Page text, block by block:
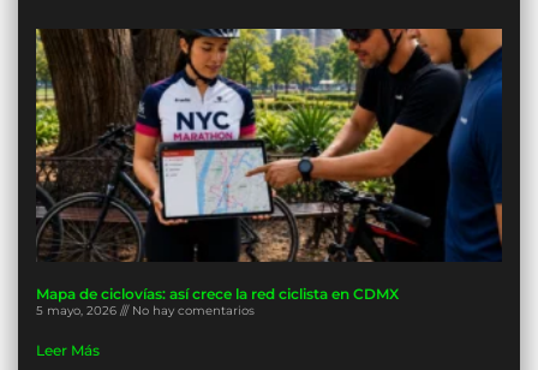
Mapa de ciclovías: así crece la red ciclista en CDMX
5 mayo, 2026 No hay comentarios
Leer Más